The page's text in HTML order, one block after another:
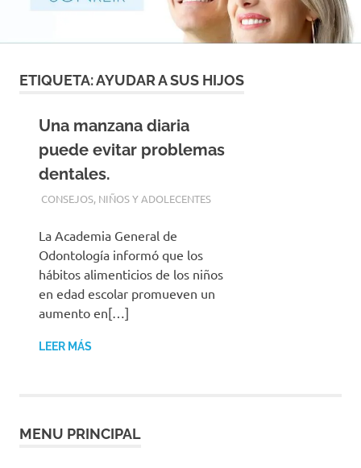
mejores
y
para
tranquilidad
ETIQUETA:AYUDAR A SUS HIJOS
Una manzana diaria
puede evitar problemas
dentales.
2 JUNIO, 2016
ADMIN
CONSEJOS, NIÑOS Y ADOLECENTES
La Academia General de
Odontología informó que los
hábitos alimenticios de los niños
en edad escolar promueven un
aumento en[…]
LEER MÁS
MENU PRINCIPAL